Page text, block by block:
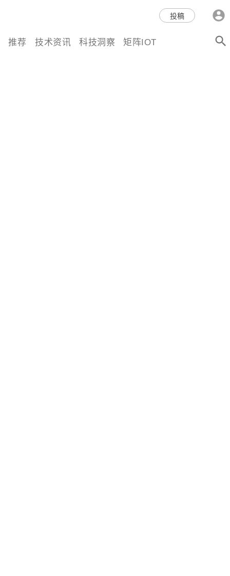
科技互联网,科技,资讯,动态,洞
察,量子,计算,AI,人工智能,机器
投稿
推荐 技术资讯 科技洞察 矩阵IOT